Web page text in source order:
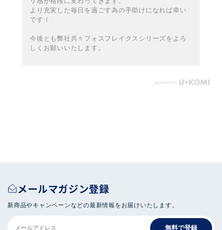
より充実した毎日を過ごす為の手助けになれば幸い
です！
今後とも弊社共々フォスフレイクスシリーズをよろ
しくお願いいたします。
メールマガジン登録
新商品やキャンペーンなどの最新情報をお届けいたします。
無料で登録